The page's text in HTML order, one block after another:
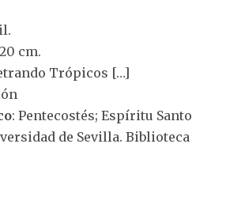
cm.
Trópicos […]
: Pentecostés; Espíritu Santo
de Sevilla. Biblioteca